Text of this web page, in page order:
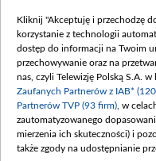
Procedura
Kliknij "Akceptuję i przechodzę
korzystanie z technologii
dostęp do informacji na Twoim
przechowywanie oraz na
nas, czyli Telewizję Polską S.A. w
Zaufanych Partnerów z IAB*
Partnerów TVP (93 firm) , w
zautomatyzowanego
mierzenia ich skuteczności) i
także zgody na udostępnianie